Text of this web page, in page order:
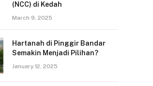
(NCC) di Kedah
March 9, 2025
Hartanah di Pinggir Bandar
Semakin Menjadi Pilihan?
January 12, 2025